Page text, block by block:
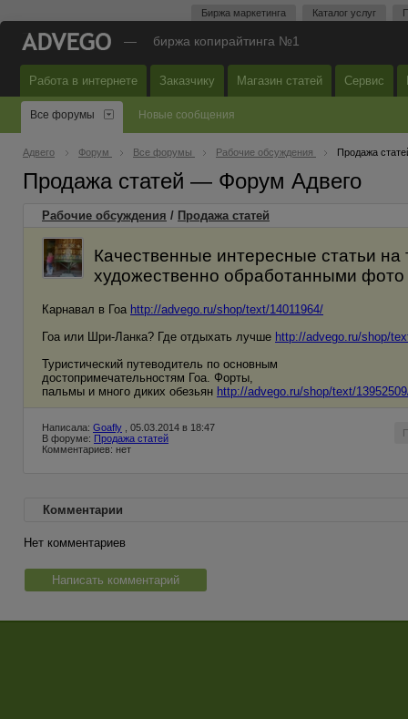
Биржа маркетинга Каталог услуг
— биржа копирайтинга №1
Работа в интернете Заказчику Магазин статей Сервис
Все форумы Новые сообщения
Адвего Форум Все форумы Рабочие обсуждения Продажа
Продажа статей — Форум Адвего
Рабочие обсуждения / Продажа статей
Качественные интересные статьи
художественно обработанными фото
Карнавал в Гоа http://advego.ru/shop/text/14011964/
Гоа или Шри-Ланка? Где отдыхать лучше http://advego.ru/shop/
Туристический путеводитель по основным
достопримечательностям Гоа. Форты,
пальмы и много диких обезьян http://advego.ru/shop/text/
Написала: Goafly , 05.03.2014 в 18:47
В форуме: Продажа статей
Комментариев: нет
Комментарии
Нет комментариев
Написать комментарий